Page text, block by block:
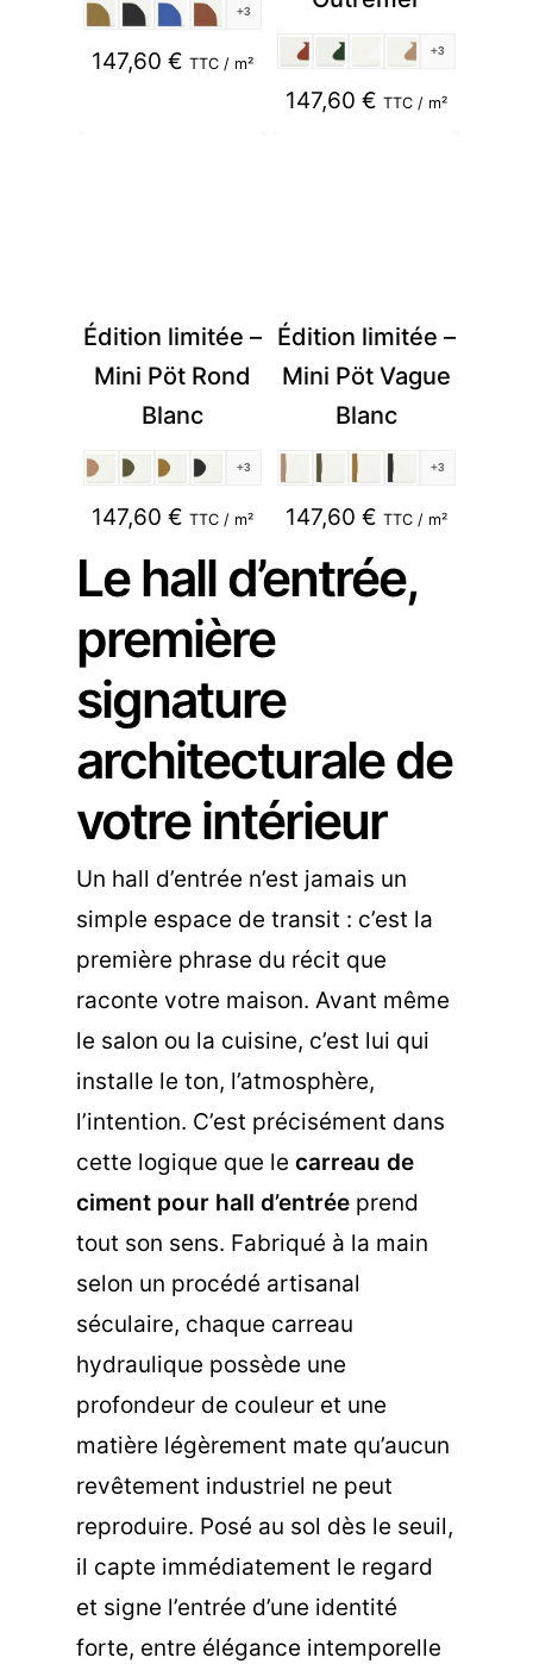
+3
147,60€ TTC / m²
+3
147,60 € TTC / m²
Édition limitée –
Mini Pöt Rond
Blanc
+3
147,60€ TTC / m²
Édition limitée –
Mini Pöt Vague
Blanc
+3
147,60 € TTC / m²
Le hall d’entrée,
première
signature
architecturale de
votre intérieur
Un hall d’entrée n’est jamais un
simple espace de transit : c’est la
première phrase du récit que
raconte votre maison. Avant même
le salon ou la cuisine, c’est lui qui
installe le ton, l’atmosphère,
l’intention. C’est précisément dans
cette logique que le carreau de
ciment pour hall d’entrée prend
tout son sens. Fabriqué à la main
selon un procédé artisanal
séculaire, chaque carreau
hydraulique possède une
profondeur de couleur et une
matière légèrement mate qu’aucun
revêtement industriel ne peut
reproduire. Posé au sol dès le seuil,
il capte immédiatement le regard
et signe l’entrée d’une identité
forte, entre élégance intemporelle